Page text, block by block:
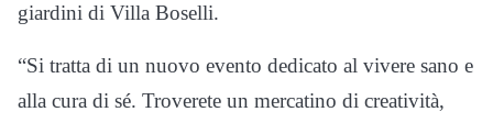
giardini di Villa Boselli.
“Si tratta di un nuovo evento dedicato al vivere sano e
alla cura di sé. Troverete un mercatino di creatività,